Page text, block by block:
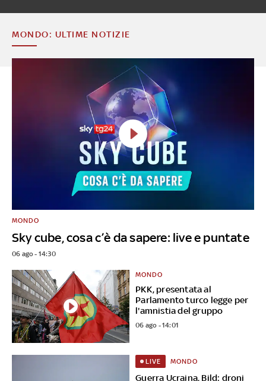
MONDO: ULTIME NOTIZIE
Sky cube, cosa c’è da sapere: live e puntate
MONDO
06 ago - 14:30
PKK, presentata al
Parlamento turco legge per
l'amnistia del gruppo
MONDO
06 ago - 14:01
Guerra Ucraina, Bild: droni
LIVE MONDO